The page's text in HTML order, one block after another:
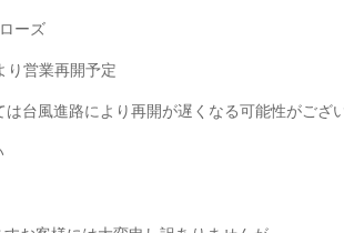
ーズ
り営業再開予定
台風進路により再開が遅くなる可能性がござ